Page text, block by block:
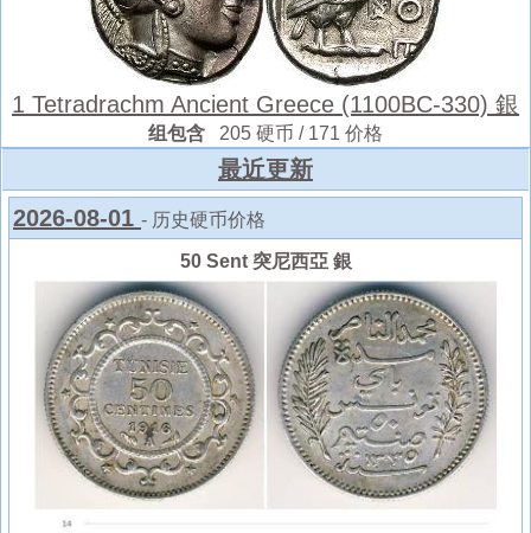
1 Tetradrachm Ancient Greece (1100BC-330) 銀
组包含 205 硬币 / 171 价格
最近更新
2026-08-01 - 历史硬币价格
50 Sent 突尼西亞 銀